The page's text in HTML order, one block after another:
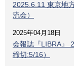
2025.6.11 東京地
流会）
2025年04月18日
会報誌『LIBRA』
締切:5/16）